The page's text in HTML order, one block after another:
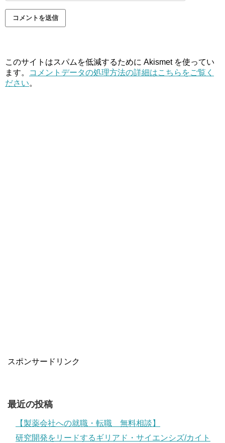
このサイトはスパムを低減するために Akismet を使ってい
ます。
コメントデータの処理方法の詳細はこちらをご覧く
ださい。
スポンサードリンク
最近の投稿
【製薬会社への就職・転職 無料相談】
研究開発をリードするギリアド・サイエンシズ/カイト